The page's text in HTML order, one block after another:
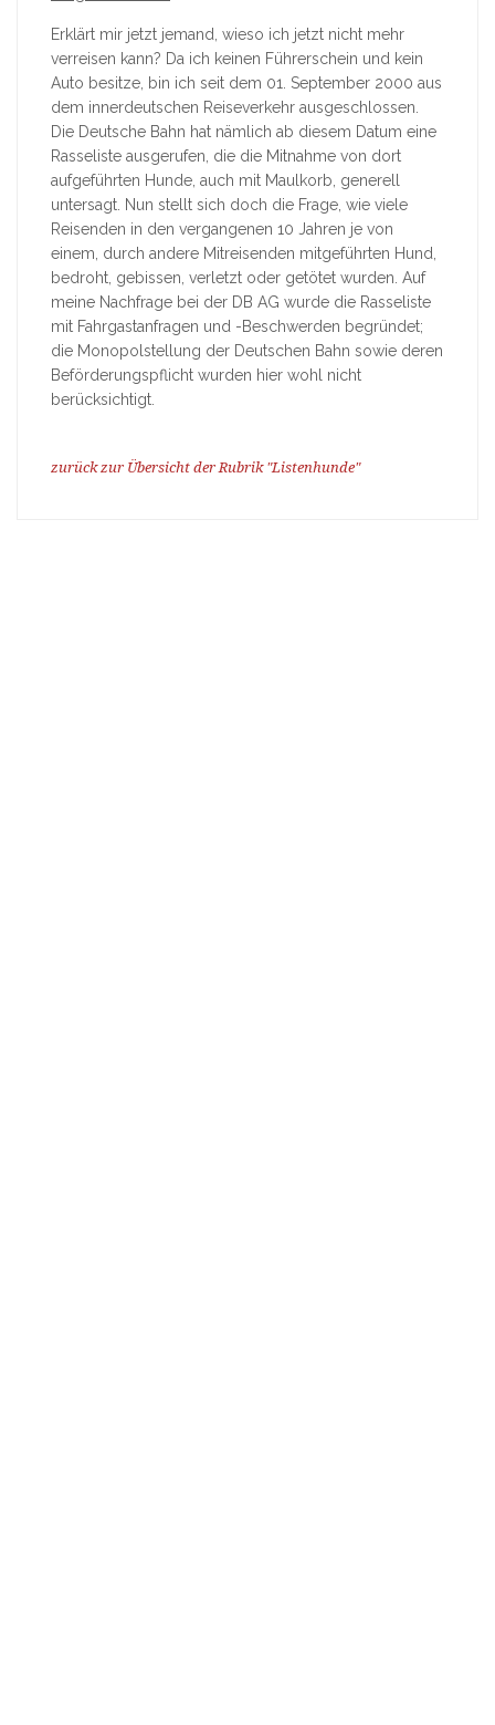
Erklärt mir jetzt jemand, wieso ich jetzt nicht mehr
verreisen kann? Da ich keinen Führerschein und kein
Auto besitze, bin ich seit dem 01. September 2000 aus
dem innerdeutschen Reiseverkehr ausgeschlossen.
Die Deutsche Bahn hat nämlich ab diesem Datum eine
Rasseliste ausgerufen, die die Mitnahme von dort
aufgeführten Hunde, auch mit Maulkorb, generell
untersagt. Nun stellt sich doch die Frage, wie viele
Reisenden in den vergangenen 10 Jahren je von
einem, durch andere Mitreisenden mitgeführten Hund,
bedroht, gebissen, verletzt oder getötet wurden. Auf
meine Nachfrage bei der DB AG wurde die Rasseliste
mit Fahrgastanfragen und -Beschwerden begründet;
die Monopolstellung der Deutschen Bahn sowie deren
Beförderungspflicht wurden hier wohl nicht
berücksichtigt.
zurück zur Übersicht der Rubrik "Listenhunde"